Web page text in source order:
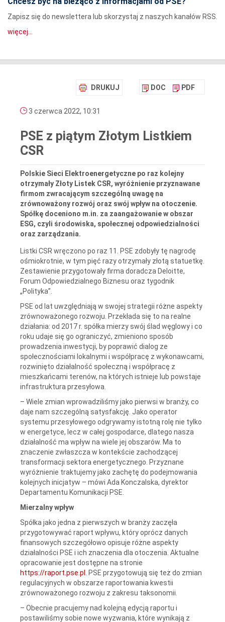
Zapisz się do newslettera lub skorzystaj z naszych kanałów RSS.
więcej...
DRUKUJ DOC PDF
3 czerwca 2022, 10:31
PSE z piątym Złotym Listkiem
CSR
Polskie Sieci Elektroenergetyczne po raz kolejny
otrzymały Złoty Listek CSR, wyróżnienie przyznawane
firmom zwracającym szczególną uwagę na
zrównoważony rozwój oraz swój wpływ na otoczenie.
Spółkę doceniono m.in. za zaangażowanie w obszar
ESG, czyli środowiska, społecznej odpowiedzialności
oraz zarządzania.
Listki CSR wręczono po raz 11. PSE zdobyły tę nagrodę
ośmiokrotnie, w tym pięć razy otrzymały złotą statuetkę.
Zestawienie przygotowały firma doradcza Deloitte,
Forum Odpowiedzialnego Biznesu oraz tygodnik
„Polityka”.
PSE od lat uwzględniają w swojej strategii różne aspekty
zrównoważonego rozwoju. Przekłada się to na realne
działania: od 2017 r. spółka mierzy swój ślad węglowy i co
roku udaje się go ograniczyć, zmieniono sposób
prowadzenia inwestycji, by poprawić dialog ze
społecznościami lokalnymi i współpracę z wykonawcami,
rozwinięto działalność społeczną i współpracę z
mieszkańcami terenów, na których istnieje lub powstaje
infrastruktura przesyłowa.
– Wiele zmian wprowadziliśmy jako pierwsi w branży, co
daje nam szczególną satysfakcję. Jako operator
systemu przesyłowego odgrywamy istotną rolę nie tylko
w energetyce, lecz w całej gospodarce, dlatego nasza
działalność ma wpływ na wiele jej obszarów. Ma to
znaczenie zwłaszcza w kontekście zachodzącej
transformacji sektora energetycznego. Przyznane
wyróżnienie traktujemy jako zachętę do podejmowania
kolejnych inicjatyw – mówi Ada Konczalska, dyrektor
Departamentu Komunikacji PSE.
Mierzalny wpływ
Spółka jako jedna z pierwszych w branży zaczęła
przygotowywać raport wpływu, który oprócz danych
finansowych szczegółowo opisuje różne aspekty
działalności PSE i ich znaczenia dla otoczenia. Aktualne
opracowanie jest dostępne na stronie
https://raport.pse.pl
. PSE przygotowują się też do zmian
regulacyjnych w obszarze raportowania kwestii
zrównoważonego rozwoju z zakresu taksonomii.
– Obecnie pracujemy nad kolejną edycją raportu i
postawiliśmy sobie nowe wyzwania, które wynikają z